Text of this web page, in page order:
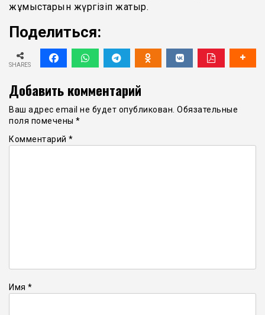
жұмыстарын жүргізіп жатыр.
Поделиться:
SHARES
Добавить комментарий
Ваш адрес email не будет опубликован. Обязательные
поля помечены *
Комментарий *
Имя *